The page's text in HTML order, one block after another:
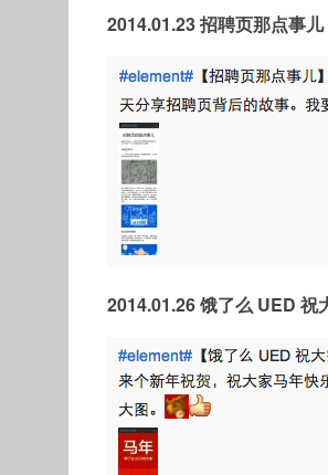
2014.01.23 招聘页那点事儿
2014.01.26 饿了么 UED 祝